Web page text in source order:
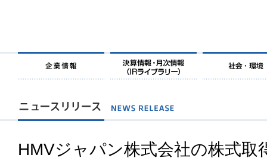
HMVジャパン株式会社の株式取